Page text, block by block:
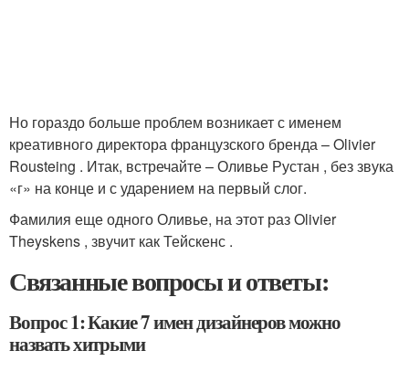
Но гораздо больше проблем возникает с именем
креативного директора французского бренда – Olivier
Rousteing . Итак, встречайте – Оливье Рустан , без звука
«г» на конце и с ударением на первый слог.
Фамилия еще одного Оливье, на этот раз Olivier
Theyskens , звучит как Тейскенс .
Связанные вопросы и ответы:
Вопрос 1: Какие 7 имен дизайнеров можно
назвать хитрыми